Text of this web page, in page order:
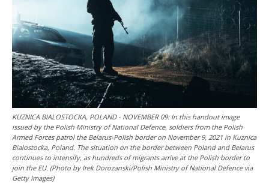
KUZNICA BIALOSTOCKA, POLAND - NOVEMBER 09: In this handout image
issued by the Polish Ministry of National Defence, soldiers from the Polish
Armed Forces patrol the Belarus-Polish border on November 9, 2021 in Kuznica
Bialostocka, Poland. The situation on the border between Poland and Belarus
continues to intensify, as hundreds of migrants arrive at the Polish border to
join the EU. (Photo by Irek Dorozanski/Polish Ministry of National Defence via
Getty Images)